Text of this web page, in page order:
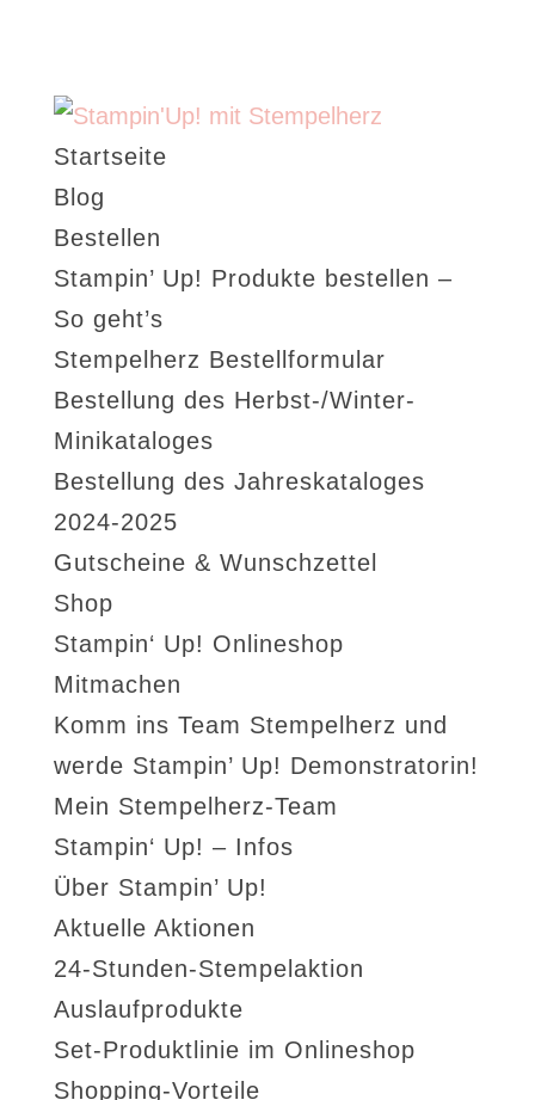
Startseite
Blog
Bestellen
Stampin’ Up! Produkte bestellen –
So geht’s
Stempelherz Bestellformular
Bestellung des Herbst-/Winter-
Minikataloges
Bestellung des Jahreskataloges
2024-2025
Gutscheine & Wunschzettel
Shop
Stampin‘ Up! Onlineshop
Mitmachen
Komm ins Team Stempelherz und
werde Stampin’ Up! Demonstratorin!
Mein Stempelherz-Team
Stampin‘ Up! – Infos
Über Stampin’ Up!
Aktuelle Aktionen
24-Stunden-Stempelaktion
Auslaufprodukte
Set-Produktlinie im Onlineshop
Shopping-Vorteile